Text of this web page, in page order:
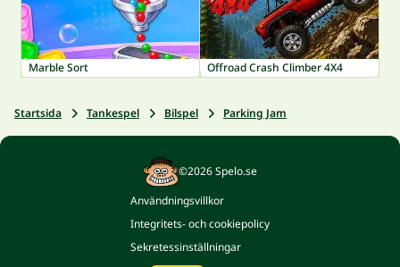
Marble Sort Offroad Crash Climber 4X4
Startsida Tankespel Bilspel Parking Jam
©2026 Spelo.se
Användningsvillkor
Integritets- och cookiepolicy
Sekretessinställningar